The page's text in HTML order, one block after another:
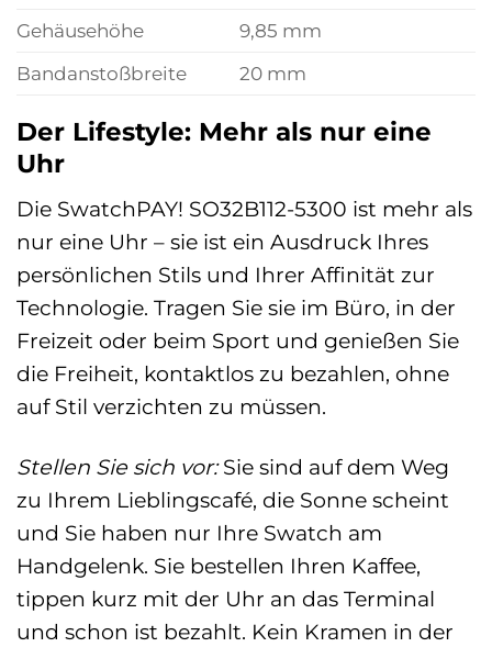
Gehäusehöhe
9,85 mm
Bandanstoßbreite
20 mm
Der Lifestyle: Mehr als nur eine
Uhr
Die SwatchPAY! SO32B112-5300 ist mehr als
nur eine Uhr – sie ist ein Ausdruck Ihres
persönlichen Stils und Ihrer Affinität zur
Technologie. Tragen Sie sie im Büro, in der
Freizeit oder beim Sport und genießen Sie
die Freiheit, kontaktlos zu bezahlen, ohne
auf Stil verzichten zu müssen.
Stellen Sie sich vor:Sie sind auf dem Weg
zu Ihrem Lieblingscafé, die Sonne scheint
und Sie haben nur Ihre Swatch am
Handgelenk. Sie bestellen Ihren Kaffee,
tippen kurz mit der Uhr an das Terminal
und schon ist bezahlt. Kein Kramen in der